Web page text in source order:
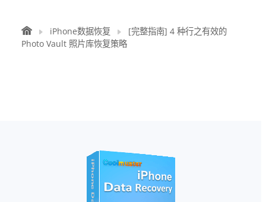
iPhone数据恢复
[完整指南] 4 种行之有效的
Photo Vault 照片库恢复策略